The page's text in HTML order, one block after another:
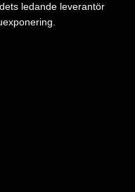
ledande leverantör